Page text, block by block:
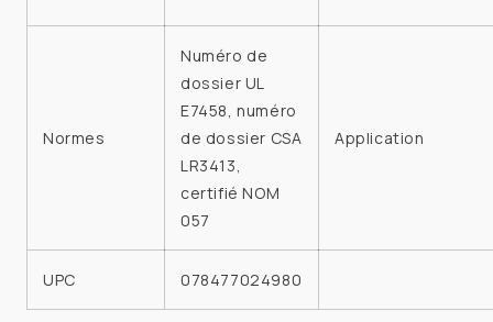
Normes
Numéro de
dossier UL
E7458, numéro
de dossier CSA
LR3413,
certifié NOM
057
Application
UPC 078477024980